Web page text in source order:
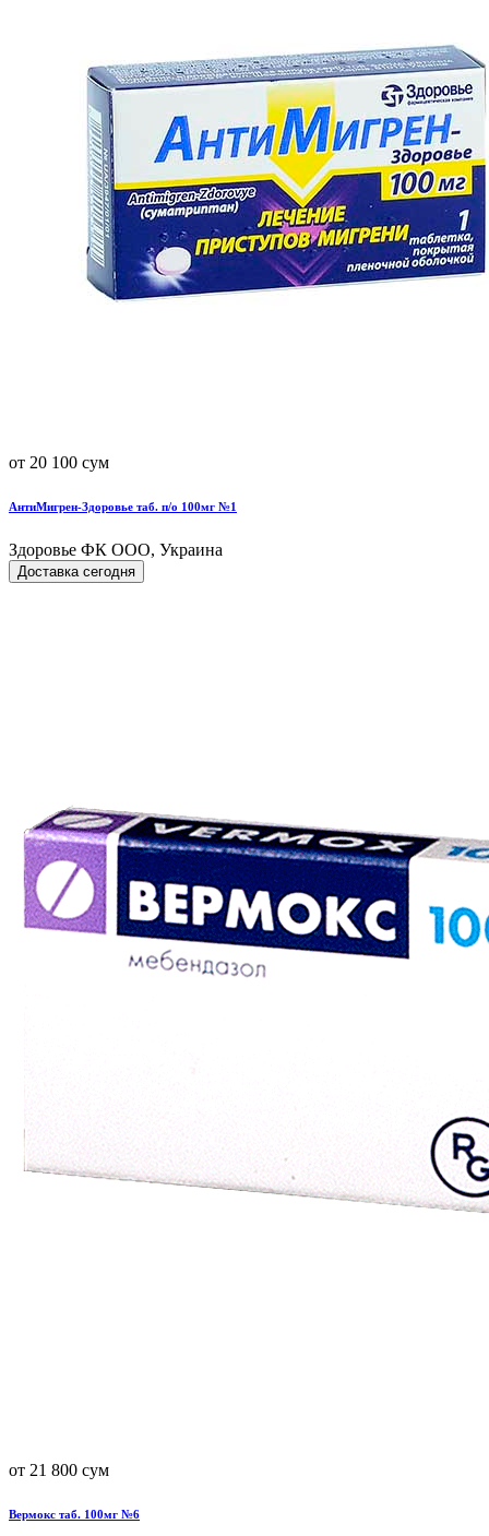
от 20 100 сум
АнтиМигрен-Здоровье таб. п/о 100мг №1
Здоровье ФК ООО, Украина
Доставка сегодня
от 21 800 сум
Вермокс таб. 100мг №6